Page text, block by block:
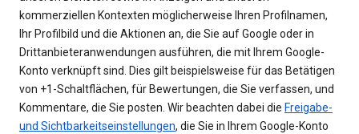
kommerziellen Kontexten möglicherweise Ihren Profilnamen,
Ihr Profilbild und die Aktionen an, die Sie auf Google oder in
Drittanbieteranwendungen ausführen, die mit Ihrem Google-
Konto verknüpft sind. Dies gilt beispielsweise für das Betätigen
von +1-Schaltflächen, für Bewertungen, die Sie verfassen, und
Kommentare, die Sie posten. Wir beachten dabei die Freigabe-
und Sichtbarkeitseinstellungen, die Sie in Ihrem Google-Konto